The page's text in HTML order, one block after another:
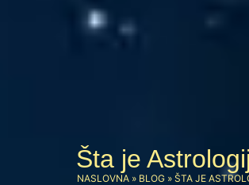
Šta je
NASLOVNA» BLOG» ŠTA JE